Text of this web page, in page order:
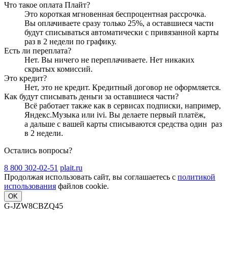
Что такое оплата Плайт?
Это короткая мгновенная беспроцентная рассрочка.
Вы оплачиваете сразу только 25%, а оставшиеся части
будут списываться автоматически с привязанной карты
раз в 2 недели по графику.
Есть ли переплата?
Нет. Вы ничего не переплачиваете. Нет никаких
скрытых комиссий.
Это кредит?
Нет, это не кредит. Кредитный договор не оформляется.
Как будут списывать деньги за оставшиеся части?
Всё работает также как в сервисах подписки, например,
Яндекс.Музыка или ivi. Вы делаете первый платёж,
а дальше с вашей карты списываются средства один раз
в 2 недели.
Остались вопросы?
8 800 302-02-51 plait.ru
Продолжая использовать сайт, вы соглашаетесь с политикой
использования файлов cookie.
OK
G-JZW8CBZQ45